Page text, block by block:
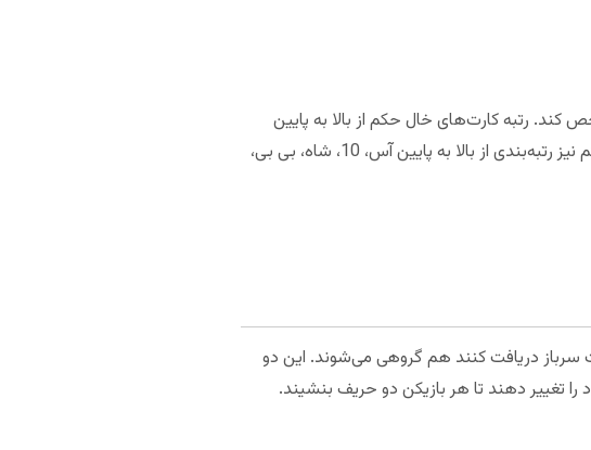
رتبه کارت‌های خال حکم از بالا به پایین
سرباز گشنیز، سربازپیک، سرباز دل، سرباز خشت، آس، 10، شاه، بی بی، 9، 8، 7. در سه خال غیرحکم نیز رتبه‌بندی از بالا به پایین آس، 10، شاه، بی بی،
سرباز دریافت کنند هم گروهی می‌شوند. این دو
تغییر دهند تا هر بازیکن دو حریف بنشیند.